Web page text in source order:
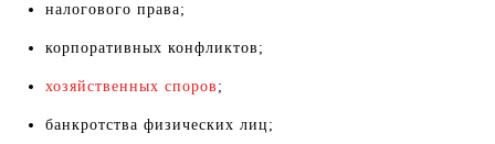
налогового права;
корпоративных конфликтов;
хозяйственных споров ;
банкротства физических лиц;